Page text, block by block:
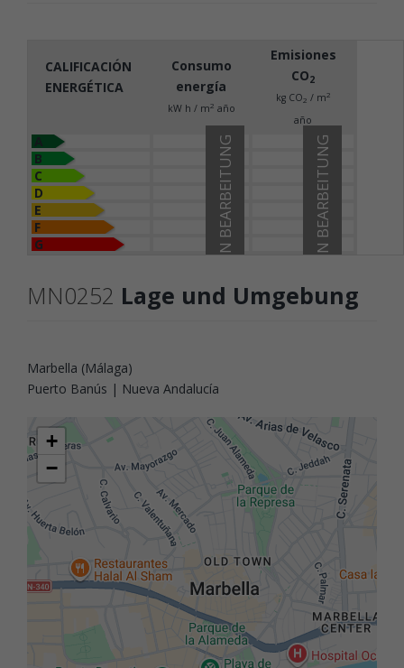
CALIFICACIÓN
ENERGÉTICA
Consumo
energía
kW h / m2 año
Emisiones
CO2
kg CO2 / m2
año
B
C
D
E
F
G
IN BEARBEITUNG
IN BEARBEITUNG
MN0252 Lage und Umgebung
Marbella (Málaga)
Puerto Banús | Nueva Andalucía
+
−